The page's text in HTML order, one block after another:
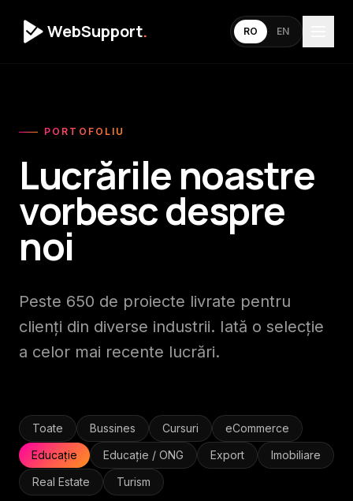
WebSupport. RO EN
PORTOFOLIU
Lucrările noastre
vorbesc despre
noi
Peste 650 de proiecte livrate pentru
clienți din diverse industrii. Iată o selecție
a celor mai recente lucrări.
Toate Bussines Cursuri
eCommerce
Educație
Educație / ONG Export
Imobiliare
Real Estate
Turism